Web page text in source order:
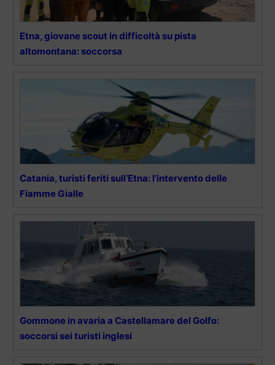
Etna, giovane scout in difficoltà su pista
altomontana: soccorsa
Catania, turisti feriti sull’Etna: l’intervento delle
Fiamme Gialle
Gommone in avaria a Castellamare del Golfo:
soccorsi sei turisti inglesi